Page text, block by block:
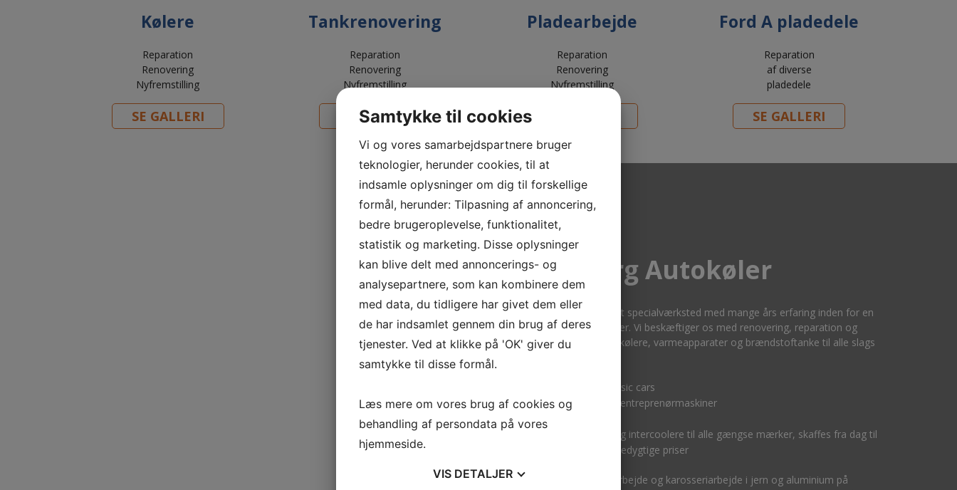
Kølere
Reparation
Renovering
Nyfremstilling
SE GALLERI
Tankrenovering
Reparation
Renovering
Nyfremstilling
SE GALLERI
Pladearbejde
Reparation
Renovering
Nyfremstilling
Ford A pladedele
Reparation
af diverse
pladedele
SE GALLERI
Svendborg Autokøler
Svendborg Autokøler er et specialværksted med mange års erfaring inden for en
lang række arbejdsopgaver. Vi beskæftiger os med renovering, reparation og
fremstilling af kølere, oliekølere, varmeapparater og brændstoftanke til alle slags
Veteranbiler og classic cars
Traktorer, truck og entreprenørmaskiner
Lastbiler og busser
Fabriksnye kølere og intercoolere til alle gængse mærker, skaffes fra dag til
dag, og til konkurrencedygtige priser
Ligeledes udføres pladearbejde og karosseriarbejde i jern og aluminium på
Samtykke til cookies
Vi og vores samarbejdspartnere bruger
teknologier, herunder cookies, til at
indsamle oplysninger om dig til forskellige
formål, herunder: Tilpasning af annoncering,
bedre brugeroplevelse, funktionalitet,
statistik og marketing. Disse oplysninger
kan blive delt med annoncerings- og
analysepartnere, som kan kombinere dem
med data, du tidligere har givet dem eller
de har indsamlet gennem din brug af deres
tjenester. Ved at klikke på 'OK' giver du
samtykke til disse formål.
Læs mere om vores brug af cookies og
behandling af persondata på vores
hjemmeside.
VIS DETALJER